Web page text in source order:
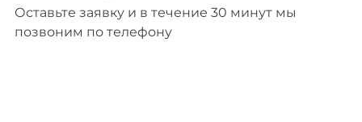
Оставьте заявку и в течение 30 минут мы
позвоним по телефону